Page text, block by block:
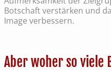
Botschaft verstärken und
Image verbessern.
Aber woher so viele